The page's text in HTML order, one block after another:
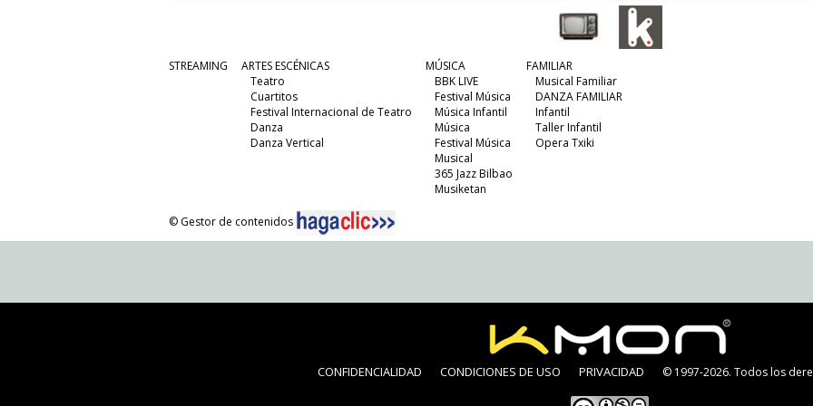
STREAMING
ARTES ESCÉNICAS
Teatro
Cuartitos
Festival Internacional de Teatro
Danza
Danza Vertical
MÚSICA
BBK LIVE
Festival Música
Música Infantil
Música
Festival Música
Musical
365 Jazz Bilbao
Musiketan
FAMILIAR
Musical Familiar
DANZA FAMILIAR
Infantil
Taller Infantil
Opera Txiki
© Gestor de contenidos
CONFIDENCIALIDAD CONDICIONES DE USO PRIVACIDAD © 1997-2026. Todos los